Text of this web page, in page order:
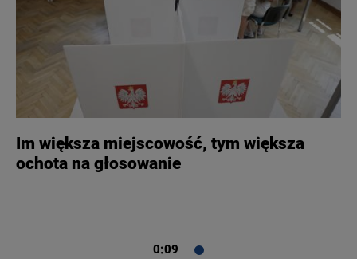
Im większa miejscowość, tym większa
ochota na głosowanie
0:09